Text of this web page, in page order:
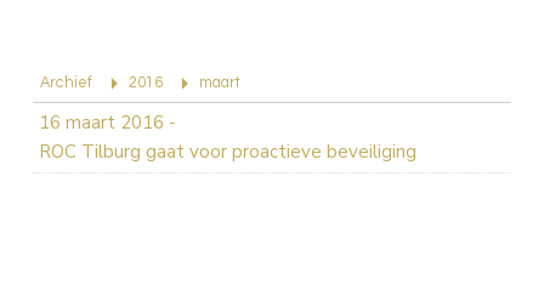
naar
navigatie
Opleidingen
Consultancy
Archief 2016 maart
16 maart 2016 -
ROC Tilburg gaat voor proactieve beveiliging